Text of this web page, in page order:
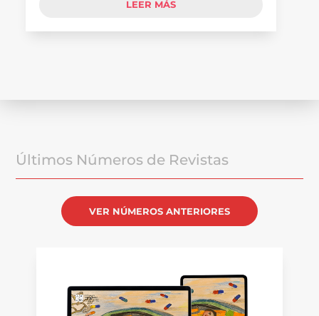
LEER MÁS
Últimos Números de Revistas
VER NÚMEROS ANTERIORES